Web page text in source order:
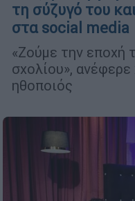
τη σύζυγό του
στα social media
«Ζούμε την εποχή
σχολίου»,
ηθοποιός